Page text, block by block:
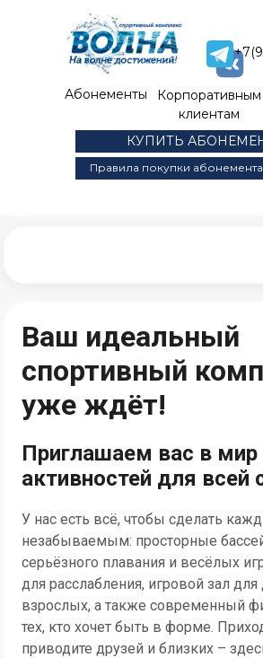
КУПИТЬ
Абонементы
Корпоративным
клиентам
Правила покупки абонемента